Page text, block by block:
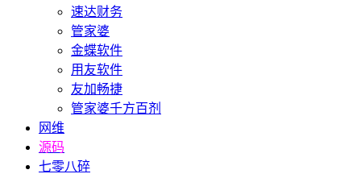
速达财务
管家婆
金蝶软件
用友软件
友加畅捷
管家婆千方百剂
网维
源码
七零八碎